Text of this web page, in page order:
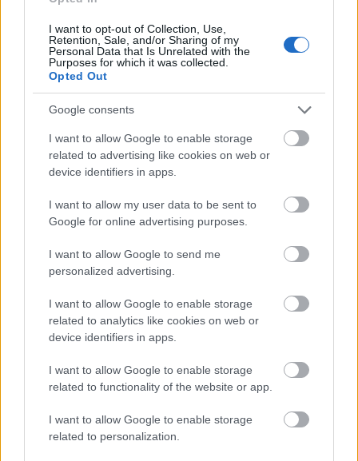
I want to opt-out of Collection, Use,
Retention, Sale, and/or Sharing of my
Personal Data that Is Unrelated with the
Purposes for which it was collected.
Opted Out
Google consents
I want to allow Google to enable storage
related to advertising like cookies on web or
device identifiers in apps.
I want to allow my user data to be sent to
Google for online advertising purposes.
I want to allow Google to send me
personalized advertising.
I want to allow Google to enable storage
related to analytics like cookies on web or
device identifiers in apps.
I want to allow Google to enable storage
related to functionality of the website or app.
I want to allow Google to enable storage
related to personalization.
sírással, tánccal és teljes lemeztelenedéssel." Török
Arnold
2009. május 18. hétfő 19 óra
Thália Színház (VI. kerület, Nagymező utca 22-24.)
TERÁPIA
pszichológiai dokumentarista romantikus vígjáték
Christopher Durang (20 éve kapcsolatban) szövege
Szereplők:Béres Márta(meghatározhatatlan),
Mészáros Árpád(2,5 éve
kapcsolatban),Mészáros Gábor (független),Mikes
Imre Elek(1 éve kapcsolatban),
(független)
Rendező:Olivera Đorđević(5,5 éve kapcsolatban)